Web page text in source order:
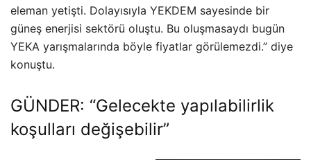
eleman yetişti. Dolayısıyla YEKDEM sayesinde bir
güneş enerjisi sektörü oluştu. Bu oluşmasaydı bugün
YEKA yarışmalarında böyle fiyatlar görülemezdi.” diye
konuştu.
GÜNDER: “Gelecekte yapılabilirlik
koşulları değişebilir”